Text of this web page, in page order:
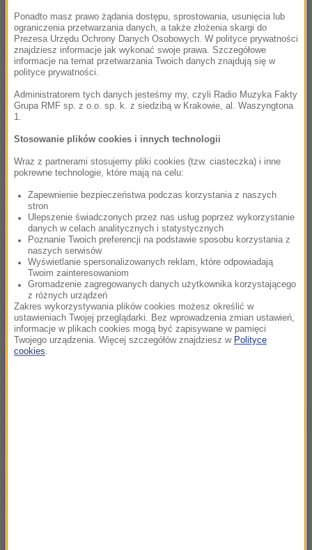
uznało za wariactwo - ręczne namalowanie całego
filmu. Jestem małą częścią wielkiej ekipy marzycieli
podkreśliła.
przyznał, że jest bardzo dumny ze swojej żony i
projekcie jako współautor scenariusza i jeden z
reżyserów.Dziękuję Akademii za zauważenie i
uhonorowanie naszej pracy - podkreślił.
"Twój Vincent" to pierwsza pełnometrażowa
animacja malarska, która zachwyca widzów na
całym świecie. Każda z 65 000 klatek filmu została
ręcznie namalowana. W projekcie wzięło udział 125
zawodowych malarzy z całego świata, którzy świat
znany z obrazów van Gogha ożywili na ekranie.
Aktorzy, którzy zagrali w tym wyjątkowym obrazie to
Ponadto masz prawo żądania dostępu, sprostowania, usunięcia lub
ograniczenia przetwarzania danych, a także złożenia skargi do
Prezesa Urzędu Ochrony Danych Osobowych. W polityce prywatności
znajdziesz informacje jak wykonać swoje prawa. Szczegółowe
informacje na temat przetwarzania Twoich danych znajdują się w
polityce prywatności.
Administratorem tych danych jesteśmy my, czyli Radio Muzyka Fakty
Grupa RMF sp. z o.o. sp. k. z siedzibą w Krakowie, al. Waszyngtona
1.
Stosowanie plików cookies i innych technologii
Wraz z partnerami stosujemy pliki cookies (tzw. ciasteczka) i inne
pokrewne technologie, które mają na celu:
Zapewnienie bezpieczeństwa podczas korzystania z naszych
stron
Ulepszenie świadczonych przez nas usług poprzez wykorzystanie
danych w celach analitycznych i statystycznych
Poznanie Twoich preferencji na podstawie sposobu korzystania z
naszych serwisów
Wyświetlanie spersonalizowanych reklam, które odpowiadają
Twoim zainteresowaniom
Gromadzenie zagregowanych danych użytkownika korzystającego
z różnych urządzeń
Zakres wykorzystywania plików cookies możesz określić w
ustawieniach Twojej przeglądarki. Bez wprowadzenia zmian ustawień,
informacje w plikach cookies mogą być zapisywane w pamięci
Twojego urządzenia. Więcej szczegółów znajdziesz w Polityce
cookies.